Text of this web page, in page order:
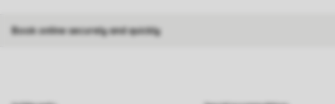
Book online securely and quickly